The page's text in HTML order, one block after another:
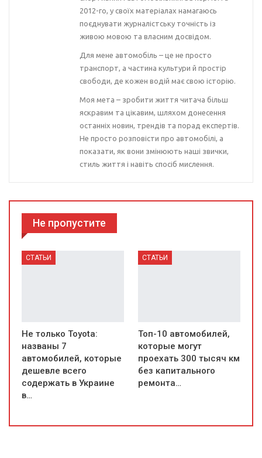
2012-го, у своїх матеріалах намагаюсь
поєднувати журналістську точність із
живою мовою та власним досвідом.
Для мене автомобіль – це не просто
транспорт, а частина культури й простір
свободи, де кожен водій має свою історію.
Моя мета – зробити життя читача більш
яскравим та цікавим, шляхом донесення
останніх новин, трендів та порад експертів.
Не просто розповісти про автомобілі, а
показати, як вони змінюють наші звички,
стиль життя і навіть спосіб мислення.
Не пропустите
СТАТЬИ
Не только Toyota:
названы 7
автомобилей, которые
дешевле всего
содержать в Украине
в…
СТАТЬИ
Топ-10 автомобилей,
которые могут
проехать 300 тысяч км
без капитального
ремонта…